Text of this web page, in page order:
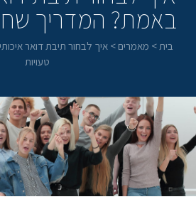
באמת? המדריך
בית> מאמרים >איך לבחור תיבת דואר
טעויות